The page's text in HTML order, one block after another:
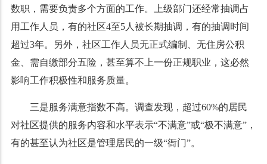
数职，需要负责多个方面的工作。上级部门还经常抽调占
用工作人员，有的社区4至5人被长期抽调，有的抽调时间
超过3年。另外，社区工作人员无正式编制、无住房公积
金、需自缴部分五险，甚至算不上一份正规职业，这必然
影响工作积极性和服务质量。
三是服务满意指数不高。调查发现，超过60%的居民
对社区提供的服务内容和水平表示“不满意”或“极不满意”，
有的甚至认为社区是管理居民的一级“衙门”。